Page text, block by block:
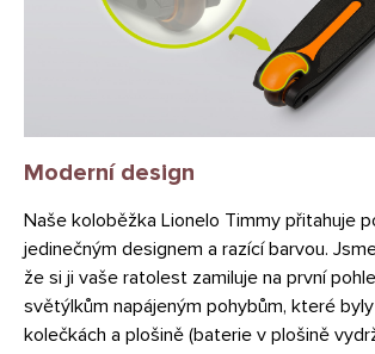
Moderní design
Naše koloběžka Lionelo Timmy přitahuje
jedinečným designem a razící barvou.
že si ji vaše ratolest zamiluje na první
světýlkům napájeným pohybům, které
kolečkách a plošině (baterie v plošině